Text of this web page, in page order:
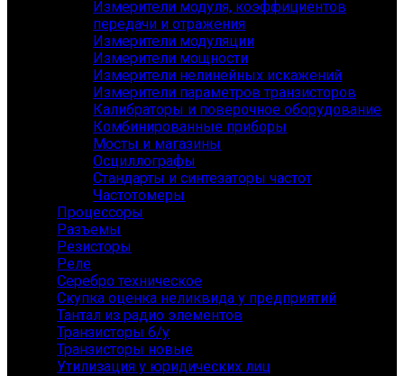
Измерители модуля, коэффициентов
передачи и отражения
Измерители модуляции
Измерители мощности
Измерители нелинейных искажений
Измерители параметров транзисторов
Калибраторы и поверочное оборудование
Комбинированные приборы
Мосты и магазины
Осциллографы
Стандарты и синтезаторы частот
Частотомеры
Процессоры
Разъемы
Резисторы
Реле
Серебро техническое
Скупка оценка неликвида у предприятий
Тантал из радио элементов
Транзисторы б/у
Транзисторы новые
Утилизация у юридических лиц